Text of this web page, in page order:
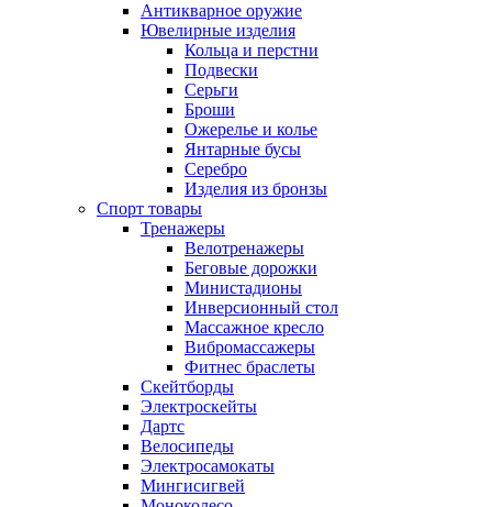
Антикварное оружие
Ювелирные изделия
Кольца и перстни
Подвески
Серьги
Броши
Ожерелье и колье
Янтарные бусы
Серебро
Изделия из бронзы
Спорт товары
Тренажеры
Велотренажеры
Беговые дорожки
Министадионы
Инверсионный стол
Массажное кресло
Вибромассажеры
Фитнес браслеты
Скейтборды
Электроскейты
Дартс
Велосипеды
Электросамокаты
Мингисигвей